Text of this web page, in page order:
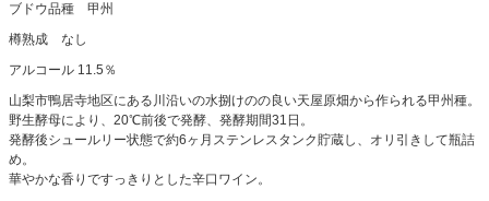
ブドウ品種 甲州
樽熟成 なし
アルコール 11.5％
山梨市鴨居寺地区にある川沿いの水捌けのの良い天屋原畑から作られる甲州種。
野生酵母により、20℃前後で発酵、発酵期間31日。
発酵後シュールリー状態で約6ヶ月ステンレスタンク貯蔵し、オリ引きして瓶詰
め。
華やかな香りですっきりとした辛口ワイン。